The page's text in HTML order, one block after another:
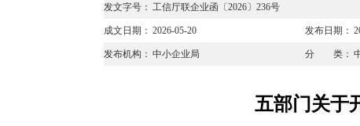
发文字号： 工信厅联企业函〔2026〕236号
成文日期： 2026-05-20 发布日期：
发布机构： 中小企业局 分 类：
五部门关于